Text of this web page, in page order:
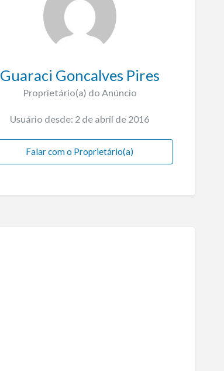
Guaraci Goncalves Pires
Proprietário(a) do Anúncio
Usuário desde: 2 de abril de 2016
Falar com o Proprietário(a)